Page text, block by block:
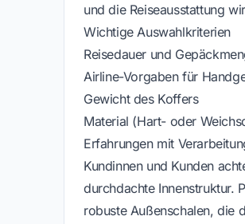
und die Reiseausstattung
Wichtige Auswahlkriterien
Reisedauer und
Airline-Vorgaben für
Gewicht des Koffers
Material (Hart- oder
Erfahrungen mit
Kundinnen und Kunden
durchdachte Innenstruktur.
robuste Außenschalen, die